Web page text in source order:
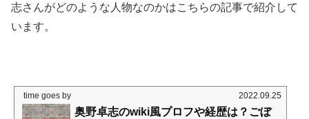
志さんがどのような人物なのかはこちらの記事で紹介して
います。
time goes by 2022.09.25
奥野卓志のwiki風プロフや経歴は？ごぼ